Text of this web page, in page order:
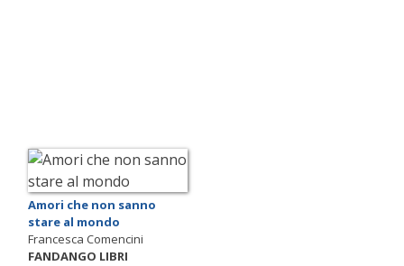
Amori che non sanno
stare al mondo
Francesca Comencini
FANDANGO LIBRI